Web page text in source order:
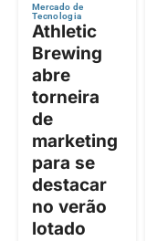
Mercado de
Tecnologia
Athletic
Brewing
abre
torneira
de
marketing
para se
destacar
no verão
lotado